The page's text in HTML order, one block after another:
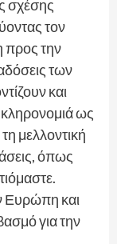
σχέσης
τον
προς την
των
και
κληρονομιά ως
μελλοντική
όπως
Ευρώπη και
για την